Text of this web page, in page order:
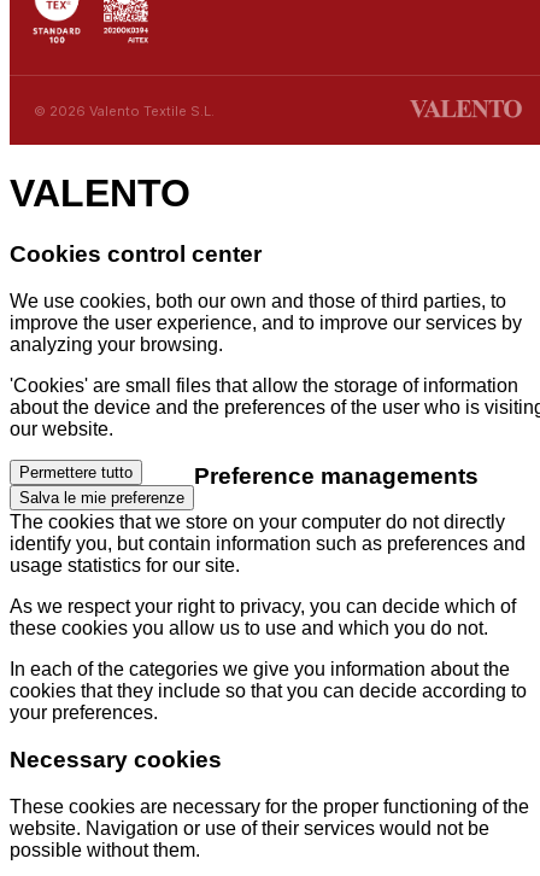
© 2026 Valento Textile S.L.
VALENTO
Cookies control center
We use cookies, both our own and those of third parties, to
improve the user experience, and to improve our services by
analyzing your browsing.
'Cookies' are small files that allow the storage of information
about the device and the preferences of the user who is
our website.
Permettere tutto
Salva le mie preferenze
Preference managements
The cookies that we store on your computer do not directly
identify you, but contain information such as preferences and
usage statistics for our site.
As we respect your right to privacy, you can decide which of
these cookies you allow us to use and which you do not.
In each of the categories we give you information about the
cookies that they include so that you can decide according to
your preferences.
Necessary cookies
These cookies are necessary for the proper functioning of the
website. Navigation or use of their services would not be
possible without them.